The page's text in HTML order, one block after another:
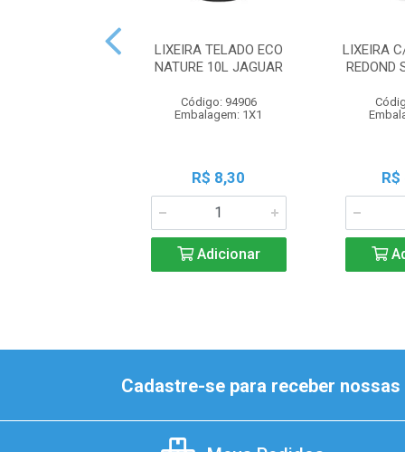
LIXEIRA TELADO ECO
NATURE 10L JAGUAR
Código: 94906
Embalagem: 1X1
R$ 8,30
Adicionar
LIXEIRA
REDOND
Cadastre-se para receber